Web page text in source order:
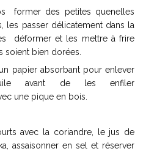
former des petites quenelles
les passer délicatement dans la
déformer et les mettre à frire
soient bien dorées.
papier absorbant pour enlever
avant de les enfiler
une pique en bois.
avec la coriandre, le jus de
assaisonner en sel et réserver